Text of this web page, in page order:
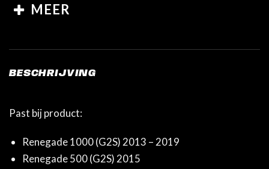
MEER
BESCHRIJVING
Past bij product:
Renegade 1000 (G2S) 2013 – 2019
Renegade 500 (G2S) 2015